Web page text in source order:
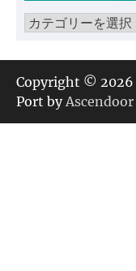
カ
ゴ
リ
ー
Copyright © 2026
Port byAscendoor